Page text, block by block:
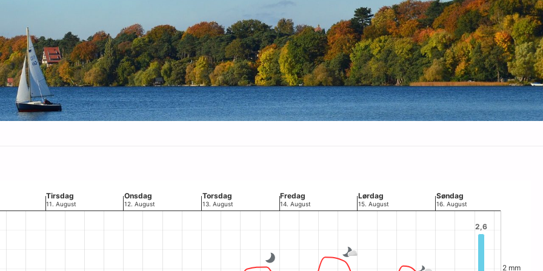
2,6
2,6
Tirsdag
11. August
Onsdag
12. August
Torsdag
13. August
Fredag
14. August
Lørdag
15. August
Søndag
16. August
2 mm